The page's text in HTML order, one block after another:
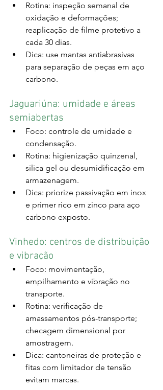
Rotina: inspeção semanal de
oxidação e deformações;
reaplicação de filme protetivo a
cada 30 dias.
Dica: use mantas antiabrasivas
para separação de peças em aço
carbono.
Jaguariúna: umidade e áreas
semiabertas
Foco: controle de umidade e
condensação.
Rotina: higienização quinzenal,
silica gel ou desumidificação em
armazenagem.
Dica: priorize passivação em inox
e primer rico em zinco para aço
carbono exposto.
Vinhedo: centros de distribuição
e vibração
Foco: movimentação,
empilhamento e vibração no
transporte.
Rotina: verificação de
amassamentos pós-transporte;
checagem dimensional por
amostragem.
Dica: cantoneiras de proteção e
fitas com limitador de tensão
evitam marcas.